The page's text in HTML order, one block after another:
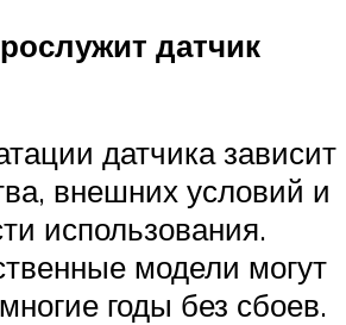
датчик
датчика зависит
внешних условий и
использования.
модели могут
годы без сбоев.